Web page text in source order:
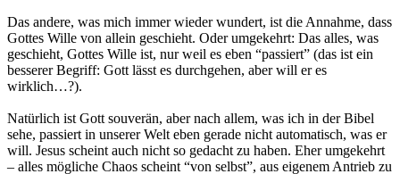
Das andere, was mich immer wieder wundert, ist die Annahme, dass
Gottes Wille von allein geschieht. Oder umgekehrt: Das alles, was
geschieht, Gottes Wille ist, nur weil es eben “passiert” (das ist ein
besserer Begriff: Gott lässt es durchgehen, aber will er es
wirklich…?).
Natürlich ist Gott souverän, aber nach allem, was ich in der Bibel
sehe, passiert in unserer Welt eben gerade nicht automatisch, was er
will. Jesus scheint auch nicht so gedacht zu haben. Eher umgekehrt
– alles mögliche Chaos scheint “von selbst”, aus eigenem Antrieb zu